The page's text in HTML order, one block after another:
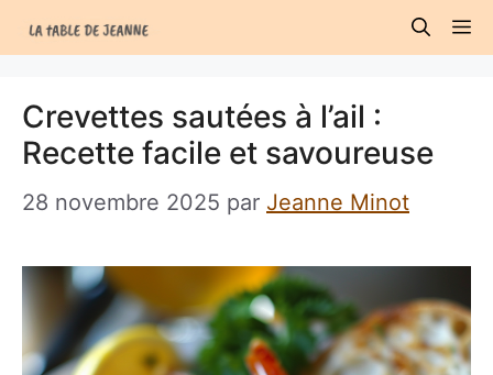
au
Crevettes sautées à l’ail :
Recette facile et savoureuse
28 novembre 2025 par Jeanne Minot